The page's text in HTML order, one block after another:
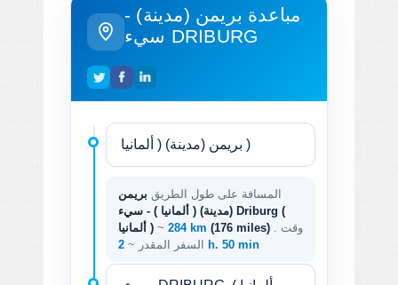
مباعدة بريمن (مدينة) -
سيء DRIBURG
المسافة على طول الطريق بريمن
(مدينة) ( ألمانيا ) - سيء Driburg (
ألمانيا ) ~ 284 km (176 miles)
السفر المقدر ~ 2 h. 50 min